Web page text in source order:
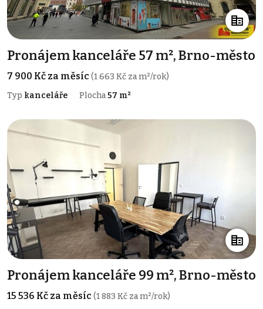
Pronájem kanceláře 57 m², Brno-město
7 900 Kč za měsíc(1 663 Kč za m²/rok)
Typ kanceláře Plocha57 m²
Pronájem kanceláře 99 m², Brno-město
15 536 Kč za měsíc(1 883 Kč za m²/rok)